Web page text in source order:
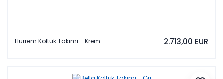
Hürrem Koltuk Takımı - Krem 2.713,00 EUR